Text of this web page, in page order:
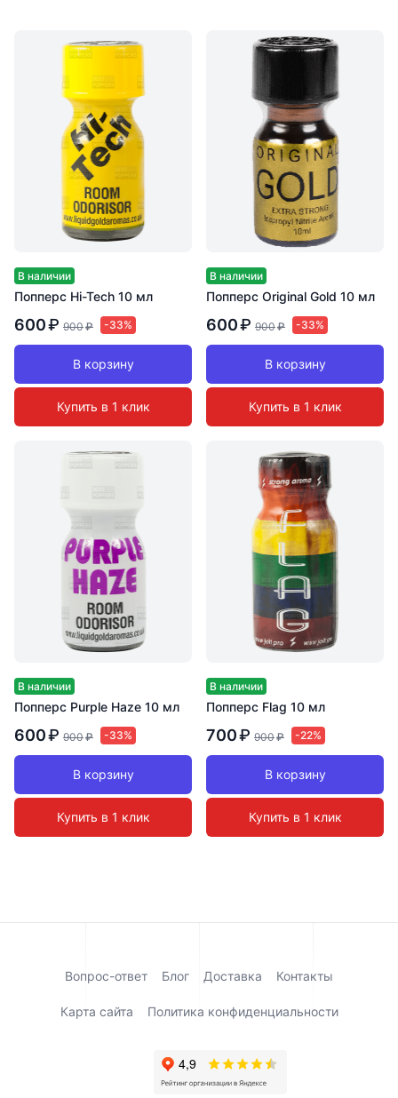
В наличии
Попперс Hi-Tech 10 мл
600₽ 900₽ -33%
В корзину
Купить в 1 клик
В наличии
Попперс Original Gold 10 мл
600₽ 900₽ -33%
В корзину
Купить в 1 клик
В наличии
Попперс Purple Haze 10 мл
600₽ 900₽ -33%
В корзину
Купить в 1 клик
В наличии
Попперс Flag 10 мл
700₽ 900₽ -22%
В корзину
Купить в 1 клик
Вопрос-ответ Блог Доставка Контакты
Карта сайта Политика конфиденциальности